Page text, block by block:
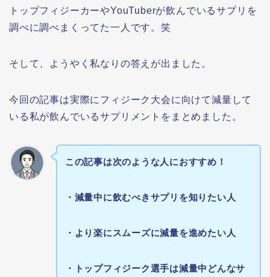
トップフィジーカーやYouTuberが飲んでいるサプリを
調べに調べまくってた一人です。笑
そして、ようやく私なりの答えが出ました。
今回の記事は実際にフィジーク大会に向けて減量して
いる私が飲んでいるサプリメントをまとめました。
この記事は次のような人におすすめ！
・減量中に飲むべきサプリを知りたい人
・より楽にスムーズに減量を進めたい人
・トップフィジーク選手は減量中どんなサ